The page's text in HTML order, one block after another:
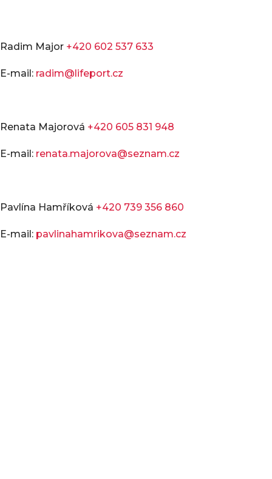
Radim Major +420 602 537 633
E-mail: radim@lifeport.cz
Renata Majorová +420 605 831 948
E-mail: renata.majorova@seznam.cz
Pavlína Hamříková +420 739 356 860
E-mail: pavlinahamrikova@seznam.cz